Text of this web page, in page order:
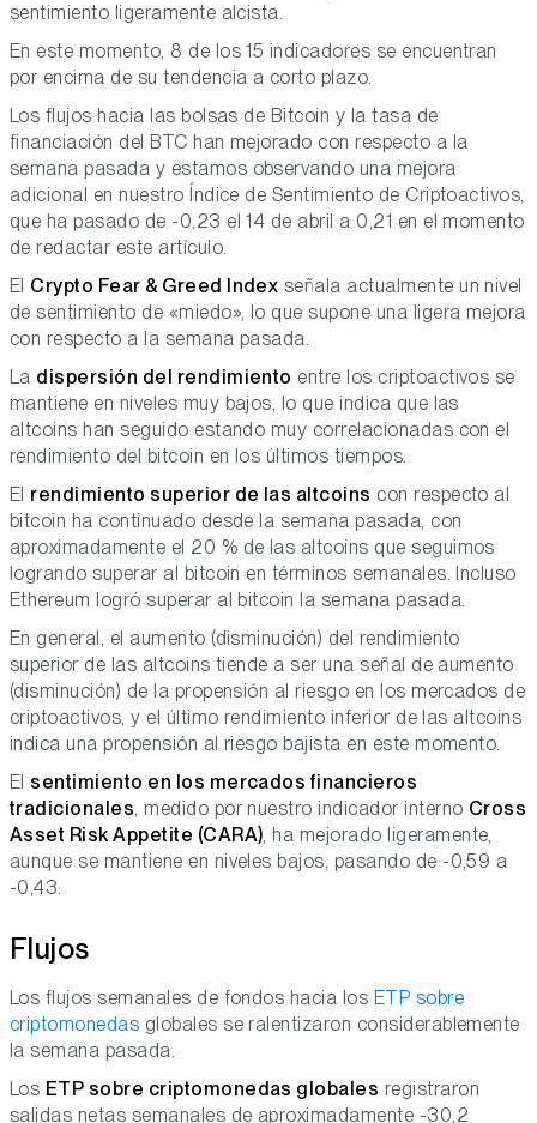
sentimiento ligeramente alcista.
En este momento, 8 de los 15 indicadores se encuentran
por encima de su tendencia a corto plazo.
Los flujos hacia las bolsas de Bitcoin y la tasa de
financiación del BTC han mejorado con respecto a la
semana pasada y estamos observando una mejora
adicional en nuestro Índice de Sentimiento de Criptoactivos,
que ha pasado de -0,23 el 14 de abril a 0,21 en el momento
de redactar este artículo.
El Crypto Fear & Greed Index señala actualmente un nivel
de sentimiento de «miedo», lo que supone una ligera mejora
con respecto a la semana pasada.
La dispersión del rendimiento entre los criptoactivos se
mantiene en niveles muy bajos, lo que indica que las
altcoins han seguido estando muy correlacionadas con el
rendimiento del bitcoin en los últimos tiempos.
El rendimiento superior de las altcoins con respecto al
bitcoin ha continuado desde la semana pasada, con
aproximadamente el 20 % de las altcoins que seguimos
logrando superar al bitcoin en términos semanales. Incluso
Ethereum logró superar al bitcoin la semana pasada.
En general, el aumento (disminución) del rendimiento
superior de las altcoins tiende a ser una señal de aumento
(disminución) de la propensión al riesgo en los mercados de
criptoactivos, y el último rendimiento inferior de las altcoins
indica una propensión al riesgo bajista en este momento.
El sentimiento en los mercados financieros
tradicionales, medido por nuestro indicador interno Cross
Asset Risk Appetite (CARA), ha mejorado ligeramente,
aunque se mantiene en niveles bajos, pasando de -0,59 a
-0,43.
Flujos
Los flujos semanales de fondos hacia los ETP sobre
criptomonedas globales se ralentizaron considerablemente
la semana pasada.
Los ETP sobre criptomonedas globales registraron
salidas netas semanales de aproximadamente -30,2